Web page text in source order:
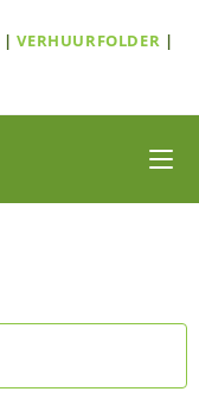
|VERHUURFOLDER |